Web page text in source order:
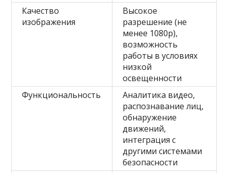
Качество
изображения
Высокое
разрешение (не
менее 1080p),
возможность
работы в условиях
низкой
освещенности
Функциональность
Аналитика видео,
распознавание лиц,
обнаружение
движений,
интеграция с
другими системами
безопасности